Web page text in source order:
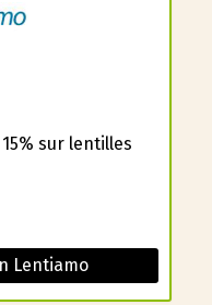
sur lentilles
Lentiamo